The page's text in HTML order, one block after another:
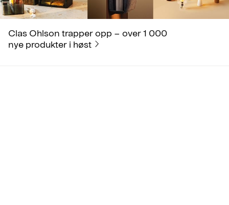
Clas Ohlson trapper opp – over 1 000
nye produkter i høst